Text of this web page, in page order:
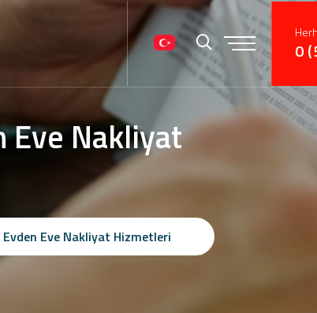
0
Eve Nakliyat
Eve Nakliyat Hizmetleri